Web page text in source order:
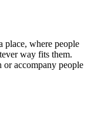
place, where people
way fits them.
or accompany people